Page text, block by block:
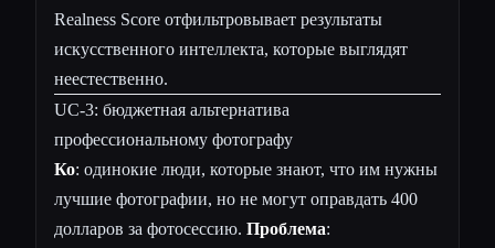
Realness Score отфильтровывает результаты
искусственного интеллекта, которые выглядят
неестественно.
UC-3: бюджетная альтернатива
профессиональному фотографу
Ко: одинокие люди, которые знают, что им нужны
лучшие фотографии, но не могут оправдать 400
долларов за фотосессию. Проблема: